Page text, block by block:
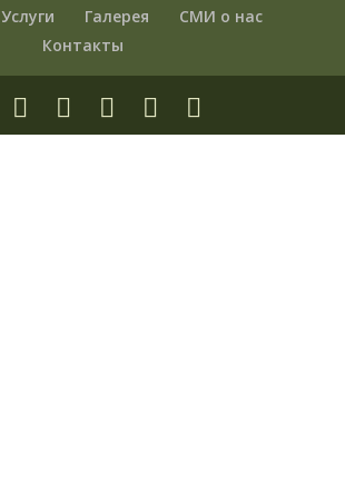
Услуги Галерея
СМИ о нас
Контакты